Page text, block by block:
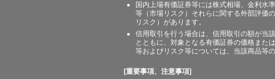
国内上場有価証券等には株式相場、金利水
等（市場リスク）それらに関する外部評価
リスク）があります。
信用取引を行う場合は、信用取引の額が当
とともに、対象となる有価証券の価格また
等およびリスク等については、当該商品等
[重要事項、注意事項]